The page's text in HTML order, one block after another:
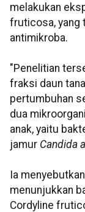
melakukan
fruticosa, yang
antimikroba.
"Penelitian
fraksi daun
pertumbuhan
dua
anak, yaitu
jamur Candida
Ia
menunjukkan
Cordyline